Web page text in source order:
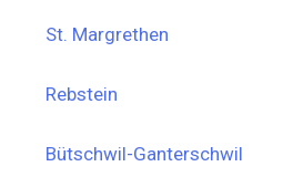
St. Margrethen
Rebstein
Bütschwil-Ganterschwil